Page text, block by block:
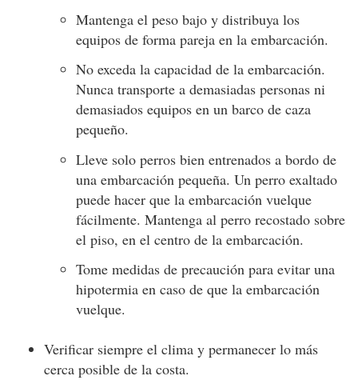
Mantenga el peso bajo y distribuya los
equipos de forma pareja en la embarcación.
No exceda la capacidad de la embarcación.
Nunca transporte a demasiadas personas ni
demasiados equipos en un barco de caza
pequeño.
Lleve solo perros bien entrenados a bordo de
una embarcación pequeña. Un perro exaltado
puede hacer que la embarcación vuelque
fácilmente. Mantenga al perro recostado sobre
el piso, en el centro de la embarcación.
Tome medidas de precaución para evitar una
hipotermia en caso de que la embarcación
vuelque.
Verificar siempre el clima y permanecer lo más
cerca posible de la costa.